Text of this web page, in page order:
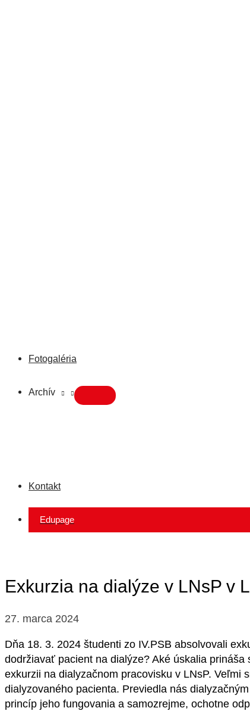
Fotogaléria
Archív
Kontakt
Edupage
Exkurzia na dialýze v LNsP v
27. marca 2024
Dňa 18. 3. 2024 študenti zo IV.PSB absolvovali
dodržiavať pacient na dialýze? Aké úskalia
exkurzii na dialyzačnom pracovisku v LNsP. Veľmi
dialyzovaného pacienta. Previedla nás
princíp jeho fungovania a samozrejme, ochotne